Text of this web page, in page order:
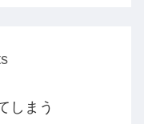
しまう